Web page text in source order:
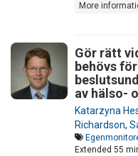
More
Gör rätt
behövs
av hälso-
Katarzyna
Richardson,
Extended 55